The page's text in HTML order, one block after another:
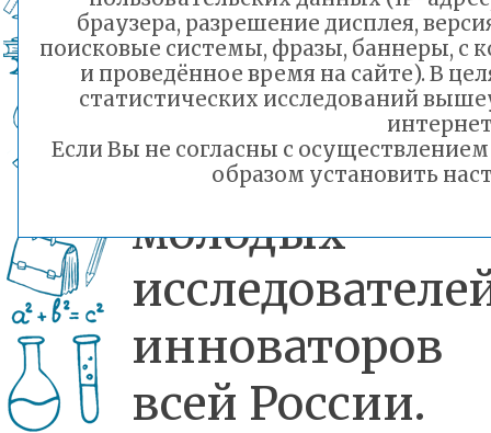
28 марта
года.
соберет
молодых
инноваторов
всей России.
браузера, разрешение дисплея,
поисковые системы, фразы, баннеры, с
и проведённое время на сайте). В
статистических исследований
Если Вы не согласны с
образом установить